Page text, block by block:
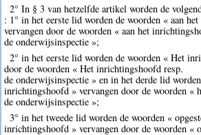
2° In § 3 van hetzelfde artikel worden de
: 1° in het eerste lid worden de woorden « aan
vervangen door de woorden « aan het
de onderwijsinspectie »;
2° in het eerste lid worden de woorden « Het
door de woorden « Het inrichtingshoofd resp.
de onderwijsinspectie » en in het derde lid
inrichtingshoofd » vervangen door de woorden «
de onderwijsinspectie »;
3° in het tweede lid worden de woorden «
inrichtingshoofd » vervangen door de woorden «